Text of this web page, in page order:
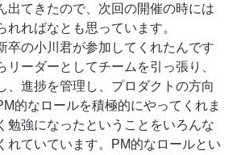
出てきたので、次回の開催の時には
れればなとも思っています。
卒の小川君が参加してくれたんです
リーダーとしてチームを引っ張り、
、進捗を管理し、プロダクトの方向
的なロールを積極的にやってくれま
勉強になったということをいろんな
れていています。PM的なロールとい